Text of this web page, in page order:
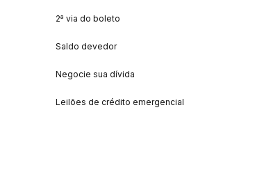
2ª via do boleto
Saldo devedor
Negocie sua dívida
Leilões de crédito emergencial